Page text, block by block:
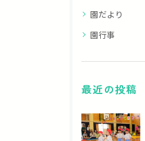
園だより
園行事
最近の投稿